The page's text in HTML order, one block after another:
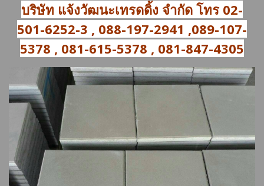
บริษัท แจ้งวัฒนะเทรดดิ้ง จำกัด โทร 02-
501-6252-3 , 088-197-2941 ,089-107-
5378 , 081-615-5378 , 081-847-4305